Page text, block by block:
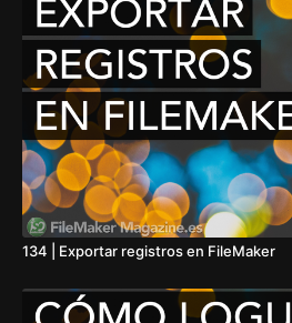
134 | Exportar registros en FileMaker